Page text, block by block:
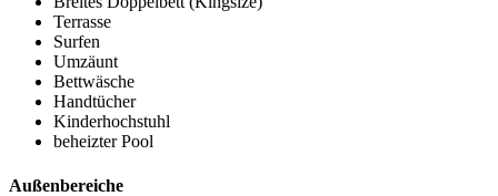
Terrasse
Surfen
Umzäunt
Bettwäsche
Handtücher
Kinderhochstuhl
beheizter Pool
Außenbereiche